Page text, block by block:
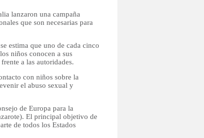
lanzaron una campaña
que son necesarias para
estima que uno de cada cinco
niños conocen a sus
a las autoridades.
con niños sobre la
el abuso sexual y
de Europa para la
El principal objetivo de
de todos los Estados